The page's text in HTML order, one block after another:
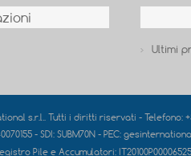
Ultimi
s.r.l.. Tutti i diritti riservati - Telefono:
- SDI: SUBM70N - PEC:
Pile e Accumulatori: IT20100P00006525